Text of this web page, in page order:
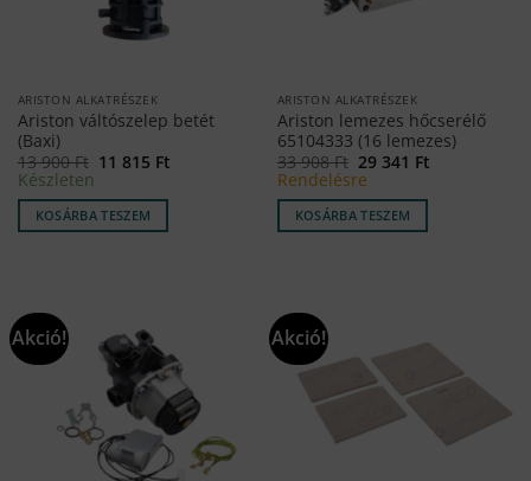
ARISTON ALKATRÉSZEK
Ariston váltószelep betét
(Baxi)
13 900Ft Original
13
900 Ft.
11 815 FtCurrent
Készleten
KOSÁRBA TESZEM
ARISTON ALKATRÉSZEK
Ariston lemezes hőcserélő
65104333 (16 lemezes)
33 908Ft Original
price
was:
33
908 Ft.
29 341 FtCurrent
Rendelésre
KOSÁRBA TESZEM
Akció! Akció!